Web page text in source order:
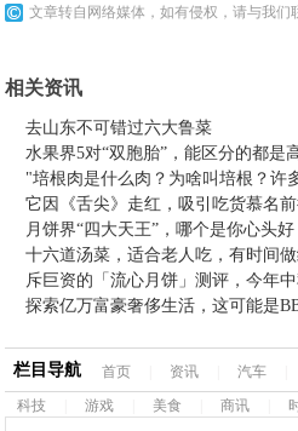
文章转自网络媒体，如有侵权，请与我们
相关资讯
去山东不可错过六大鲁菜
水果界5对“双胞胎”，能区分的都是
"培根肉是什么肉？为啥叫培根？许
它因《舌尖》走红，吸引吃货慕名
月饼界“四大天王”，哪个是你心头好
十六道汤菜，适合老人吃，有时间
斥巨资的「流心月饼」测评，今年
探索亿万富豪奢侈生活，这可能是
栏目导航 首页 资讯 汽车
科技
游戏 美食 商讯